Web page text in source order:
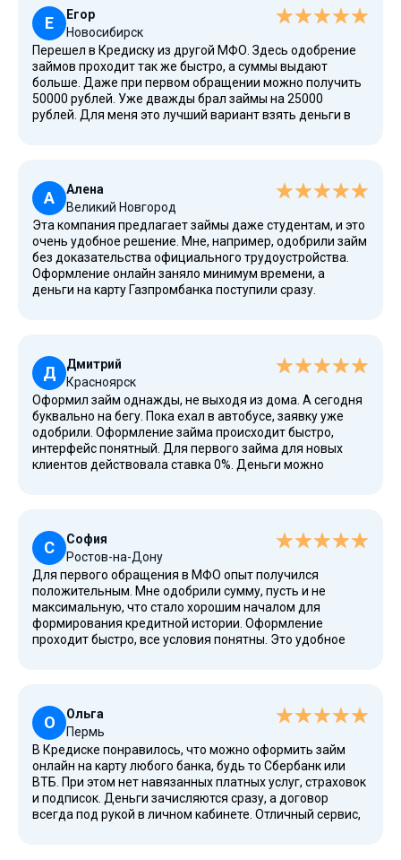
Е
Егор
Новосибирск
Перешел в Кредиску из другой МФО. Здесь одобрение
займов проходит так же быстро, а суммы выдают
больше. Даже при первом обращении можно получить
50000 рублей. Уже дважды брал займы на 25000
рублей. Для меня это лучший вариант взять деньги в
А
Алена
Великий Новгород
Эта компания предлагает займы даже студентам, и это
очень удобное решение. Мне, например, одобрили займ
без доказательства официального трудоустройства.
Оформление онлайн заняло минимум времени, а
деньги на карту Газпромбанка поступили сразу.
Д
Дмитрий
Красноярск
Оформил займ однажды, не выходя из дома. А сегодня
буквально на бегу. Пока ехал в автобусе, заявку уже
одобрили. Оформление займа происходит быстро,
интерфейс понятный. Для первого займа для новых
клиентов действовала ставка 0%. Деньги можно
С
София
Ростов-на-Дону
Для первого обращения в МФО опыт получился
положительным. Мне одобрили сумму, пусть и не
максимальную, что стало хорошим началом для
формирования кредитной истории. Оформление
проходит быстро, все условия понятны. Это удобное
О
Ольга
Пермь
В Кредиске понравилось, что можно оформить займ
онлайн на карту любого банка, будь то Сбербанк или
ВТБ. При этом нет навязанных платных услуг, страховок
и подписок. Деньги зачисляются сразу, а договор
всегда под рукой в личном кабинете. Отличный сервис,